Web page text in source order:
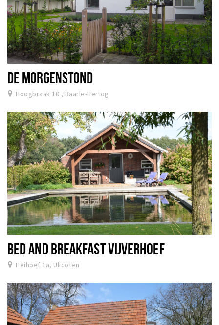
DE MORGENSTOND
Hoogbraak 10 , Baarle-Hertog
BED AND BREAKFAST VIJVERHOEF
Heihoef 1a, Ulicoten